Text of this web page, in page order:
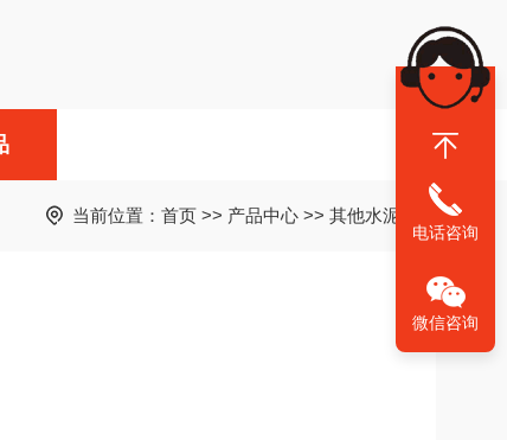
当前位置： 首页 >> 产品中心 >> 其他水泥制品
电话咨询
微信咨询